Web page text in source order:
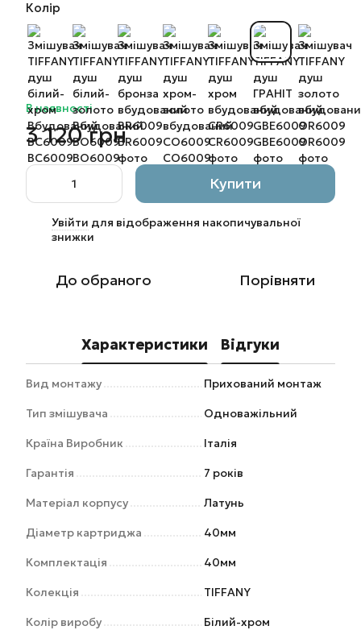
Колір
В наявності
3 120 грн
Купити
Увійти для відображення накопичувальної
знижки
До обраного Порівняти
Характеристики Відгуки
Вид монтажу Прихований монтаж
Тип змішувача Одноважільний
Країна Виробник Італія
Гарантія 7 років
Матеріал корпусу Латунь
Діаметр картриджа 40мм
Комплектація 40мм
Колекція TIFFANY
Колір виробу Білий-хром